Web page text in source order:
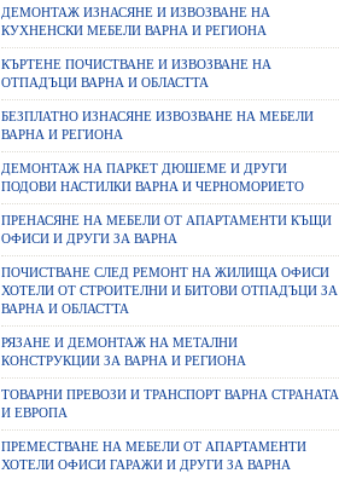
ДЕМОНТАЖ ИЗНАСЯНЕ И ИЗВОЗВАНЕ НА
КУХНЕНСКИ МЕБЕЛИ ВАРНА И РЕГИОНА
КЪРТЕНЕ ПОЧИСТВАНЕ И ИЗВОЗВАНЕ НА
ОТПАДЪЦИ ВАРНА И ОБЛАСТТА
БЕЗПЛАТНО ИЗНАСЯНЕ ИЗВОЗВАНЕ НА МЕБЕЛИ
ВАРНА И РЕГИОНА
ДЕМОНТАЖ НА ПАРКЕТ ДЮШЕМЕ И ДРУГИ
ПОДОВИ НАСТИЛКИ ВАРНА И ЧЕРНОМОРИЕТО
ПРЕНАСЯНЕ НА МЕБЕЛИ ОТ АПАРТАМЕНТИ КЪЩИ
ОФИСИ И ДРУГИ ЗА ВАРНА
ПОЧИСТВАНЕ СЛЕД РЕМОНТ НА ЖИЛИЩА ОФИСИ
ХОТЕЛИ ОТ СТРОИТЕЛНИ И БИТОВИ ОТПАДЪЦИ ЗА
ВАРНА И ОБЛАСТТА
РЯЗАНЕ И ДЕМОНТАЖ НА МЕТАЛНИ
КОНСТРУКЦИИ ЗА ВАРНА И РЕГИОНА
ТОВАРНИ ПРЕВОЗИ И ТРАНСПОРТ ВАРНА СТРАНАТА
И ЕВРОПА
ПРЕМЕСТВАНЕ НА МЕБЕЛИ ОТ АПАРТАМЕНТИ
ХОТЕЛИ ОФИСИ ГАРАЖИ И ДРУГИ ЗА ВАРНА